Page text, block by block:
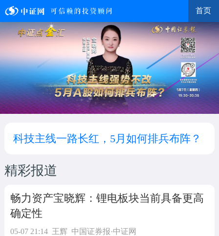
首页
科技主线一路长红，5月如何排兵布阵？
精彩报道
畅力资产宝晓辉：锂电板块当前具备更高
确定性
05-07 21:14 王辉 中国证券报·中证网